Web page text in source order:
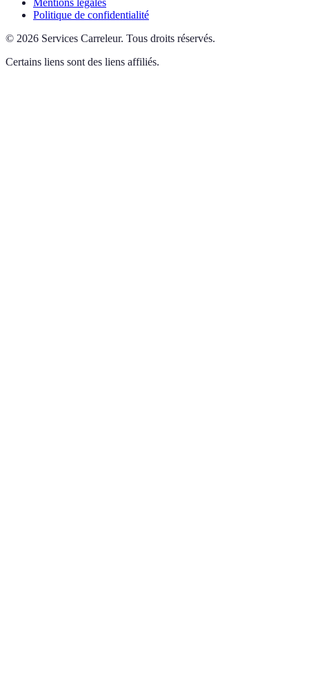
Mentions légales
Politique de confidentialité
© 2026 Services Carreleur. Tous droits réservés.
Certains liens sont des liens affiliés.